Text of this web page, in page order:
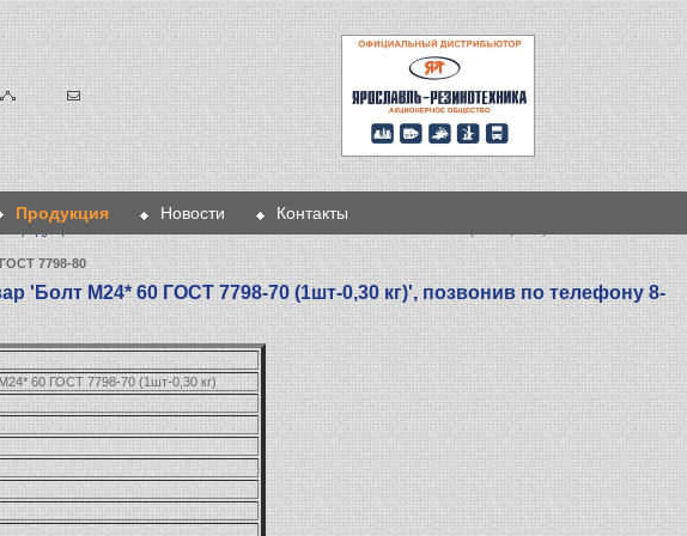
Продукция Новости Контакты
7798-80
'Болт М24* 60 ГОСТ 7798-70 (1шт-0,30 кг)', позвонив по телефону 8-
60 ГОСТ 7798-70 (1шт-0,30 кг)